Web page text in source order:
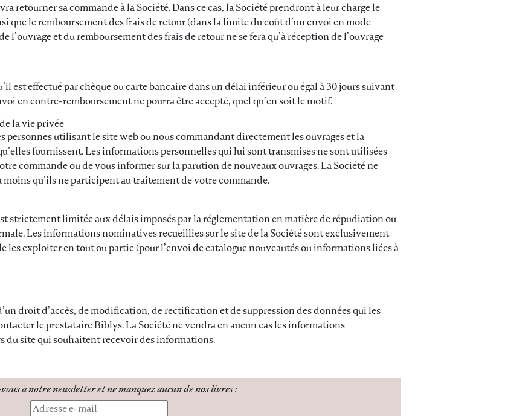
retourner sa commande à la Société. Dans ce cas, la Société prendront à leur charge le
que le remboursement des frais de retour (dans la limite du coût d’un envoi en mode
et du remboursement des frais de retour ne se fera qu’à réception de l’ouvrage
est effectué par chèque ou carte bancaire dans un délai inférieur ou égal à 30 jours suivant
en contre-remboursement ne pourra être accepté, quel qu’en soit le motif.
la vie privée
personnes utilisant le site web ou nous commandant directement les ouvrages et la
fournissent. Les informations personnelles qui lui sont transmises ne sont utilisées
commande ou de vous informer sur la parution de nouveaux ouvrages. La Société ne
qu’ils ne participent au traitement de votre commande.
strictement limitée aux délais imposés par la réglementation en matière de répudiation ou
Les informations nominatives recueillies sur le site de la Société sont exclusivement
les exploiter en tout ou partie (pour l’envoi de catalogue nouveautés ou informations liées à
droit d’accès, de modification, de rectification et de suppression des données qui les
le prestataire Biblys. La Société ne vendra en aucun cas les informations
du site qui souhaitent recevoir des informations.
à notre newsletteret ne manquez aucun de nos livres :